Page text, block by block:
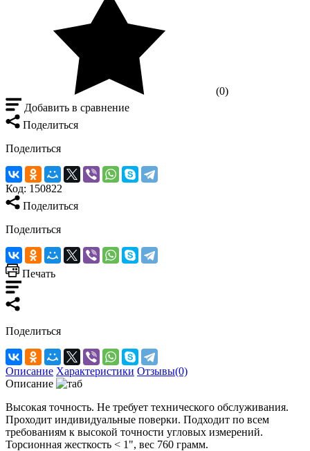
(0)
Добавить в сравнение
Поделиться
Поделиться
Код: 150822
Поделиться
Поделиться
Печать
Поделиться
Описание Характеристики Отзывы(0)
Описание
Высокая точность. Не требует технического обслуживания.
Проходит индивидуальные поверки. Подходит по всем
требованиям к высокой точности угловых измерений.
Торсионная жесткость < 1", вес 760 грамм.